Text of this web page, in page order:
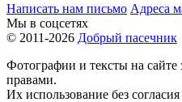
Написать нам письмо Адреса
Мы в соцсетях
© 2011-2026 Добрый пасечник
Фотографии и тексты на
правами.
Их использование без